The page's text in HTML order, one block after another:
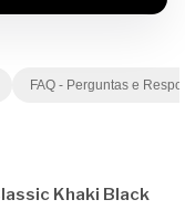
FAQ - Perguntas e
Khaki Black